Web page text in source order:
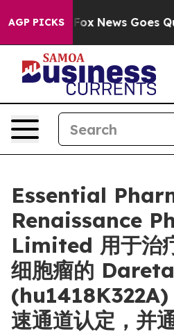
AGP PICKS
Exist Fox News Goes
Essential
Renaissance
Limited 用于治
细胞瘤的
(hu1418K322A)
速通道认定，并